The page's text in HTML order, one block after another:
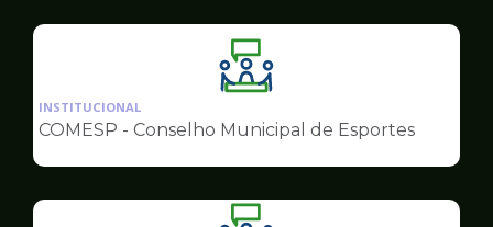
Ilustração
da
pagina
Conselhos
INSTITUCIONAL
COMESP - Conselho Municipal de Esportes